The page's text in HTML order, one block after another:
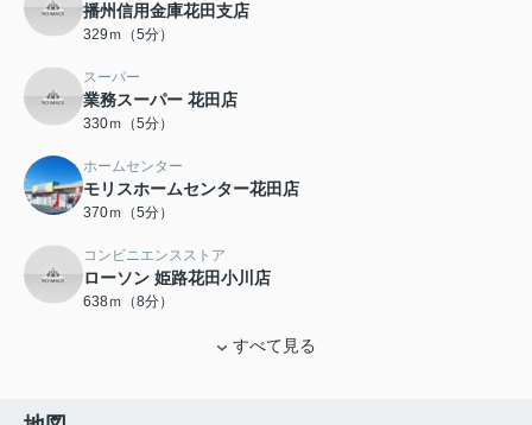
播州信用金庫花田支店
329ｍ（5分）
スーパー
業務スーパー 花田店
330ｍ（5分）
ホームセンター
モリスホームセンター花田店
370ｍ（5分）
コンビニエンスストア
ローソン 姫路花田小川店
638ｍ（8分）
すべて見る